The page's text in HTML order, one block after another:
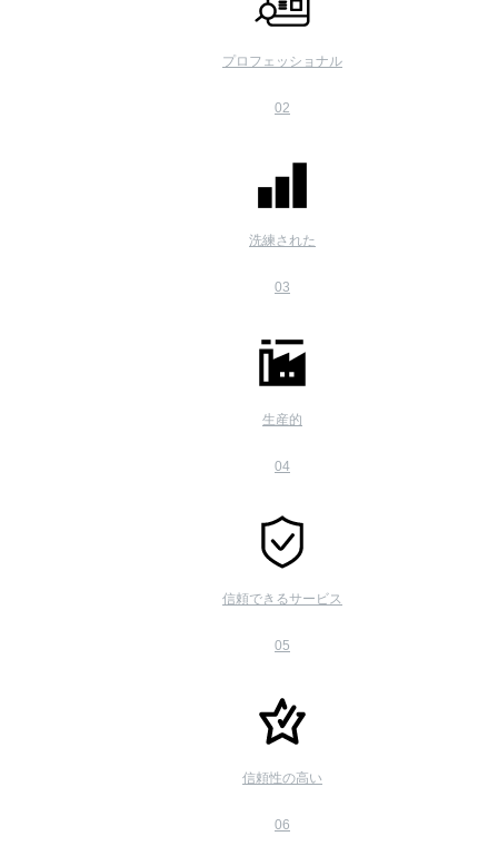
プロフェッショナル
02
洗練された
03
生産的
04
信頼できるサービス
05
信頼性の高い
06